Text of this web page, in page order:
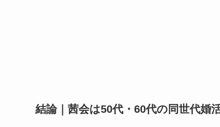
結論｜茜会は50代・60代の同世代婚